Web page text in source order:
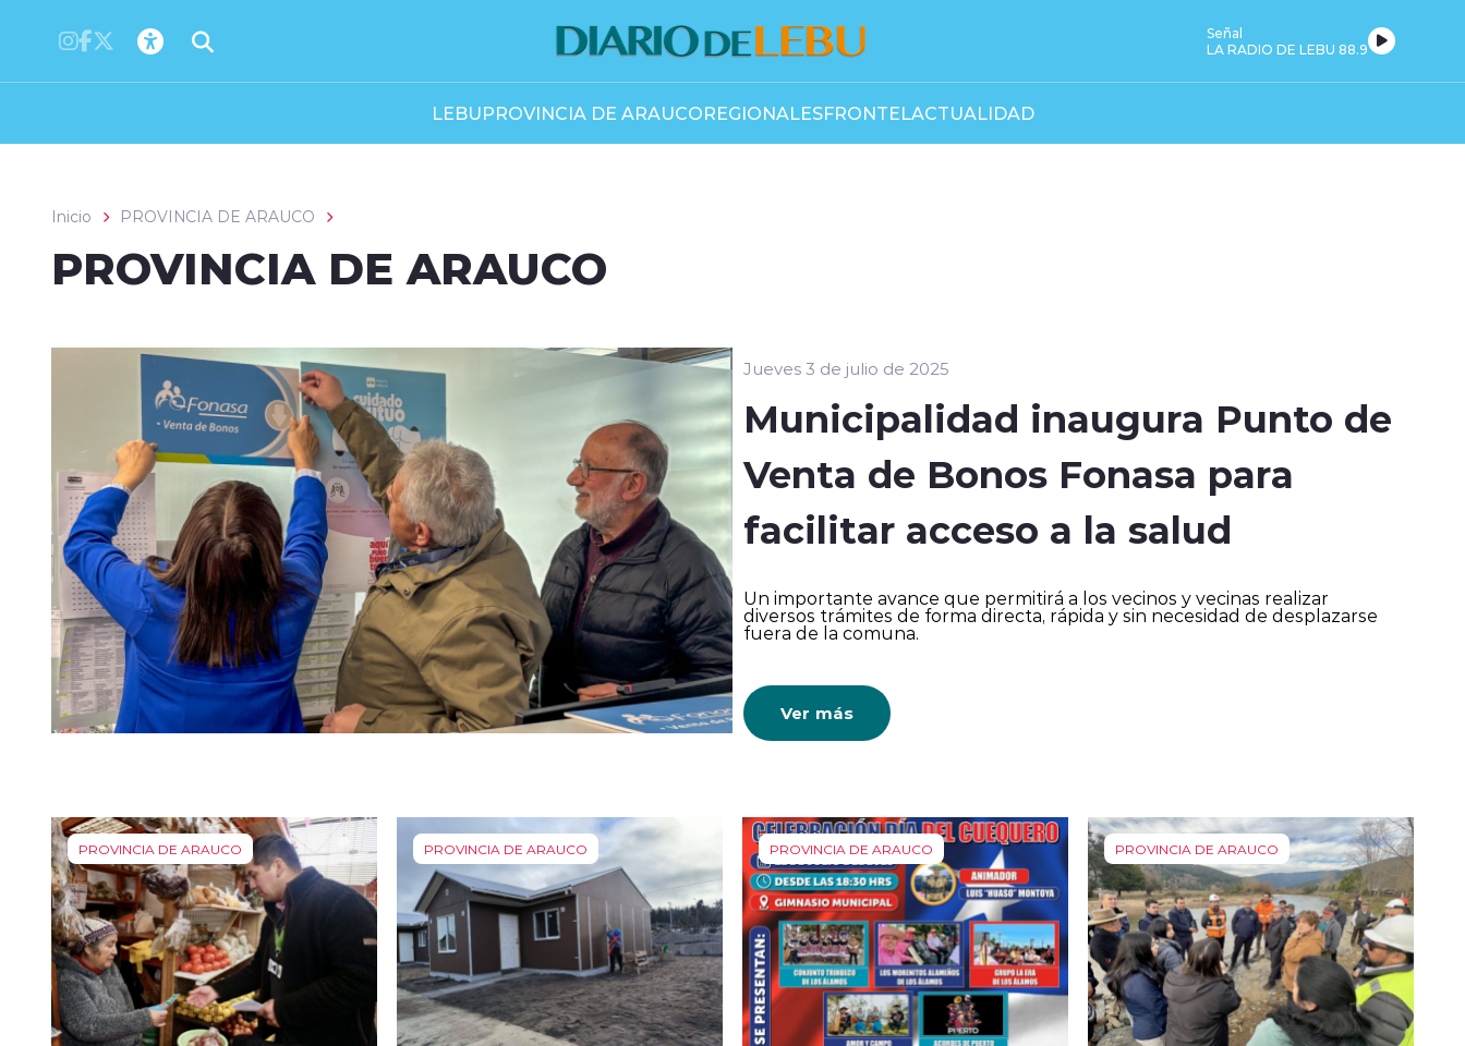
Señal
LA RADIO DE LEBU 88.9
LEBUPROVINCIA DE ARAUCOREGIONALESFRONTELACTUALIDAD
Inicio PROVINCIA DE ARAUCO
PROVINCIA DE ARAUCO
Jueves 3 de julio de 2025
Municipalidad inaugura Punto de
Venta de Bonos Fonasa para
facilitar acceso a la salud
Un importante avance que permitirá a los vecinos y vecinas realizar
diversos trámites de forma directa, rápida y sin necesidad de desplazarse
fuera de la comuna.
Ver más
PROVINCIA DE ARAUCO PROVINCIA DE ARAUCO PROVINCIA DE ARAUCO PROVINCIA DE ARAUCO